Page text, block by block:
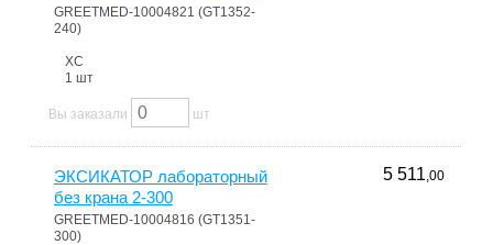
GREETMED-10004821 (GT1352-
240)
ХС
1 шт
Вы заказали шт
ЭКСИКАТОР лабораторный
без крана 2-300
GREETMED-10004816 (GT1351-
300)
5 511,00